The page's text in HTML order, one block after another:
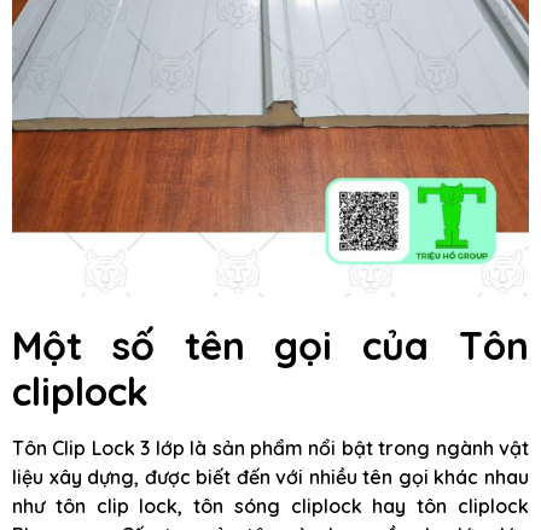
Một số tên gọi của Tôn
cliplock
Tôn Clip Lock 3 lớp là sản phẩm nổi bật trong ngành vật
liệu xây dựng, được biết đến với nhiều tên gọi khác nhau
như tôn clip lock, tôn sóng cliplock hay tôn cliplock